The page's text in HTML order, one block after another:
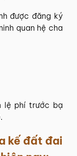
được đăng ký
quan hệ cha
lệ phí trước bạ
kế đất đai